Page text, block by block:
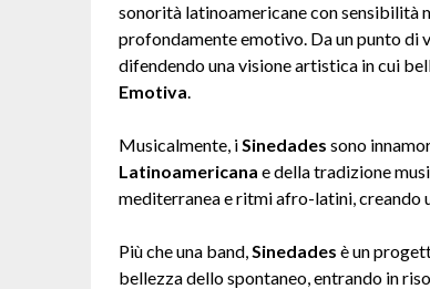
sonorità latinoamericane con sensibilità
profondamente emotivo. Da un punto di
difendendo una visione artistica in cui
Emotiva.
Musicalmente, iSinedades sono
Latinoamericana e della tradizione
mediterranea e ritmi afro-latini, creando
Più che una band,Sinedades è un
bellezza dello spontaneo, entrando in